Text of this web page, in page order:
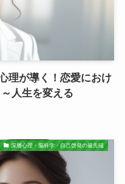
理が導く！恋愛におけ
人生を変える
深層心理・脳科学・自己啓発の最先端